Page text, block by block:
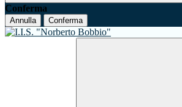
Conferma
Annulla Conferma